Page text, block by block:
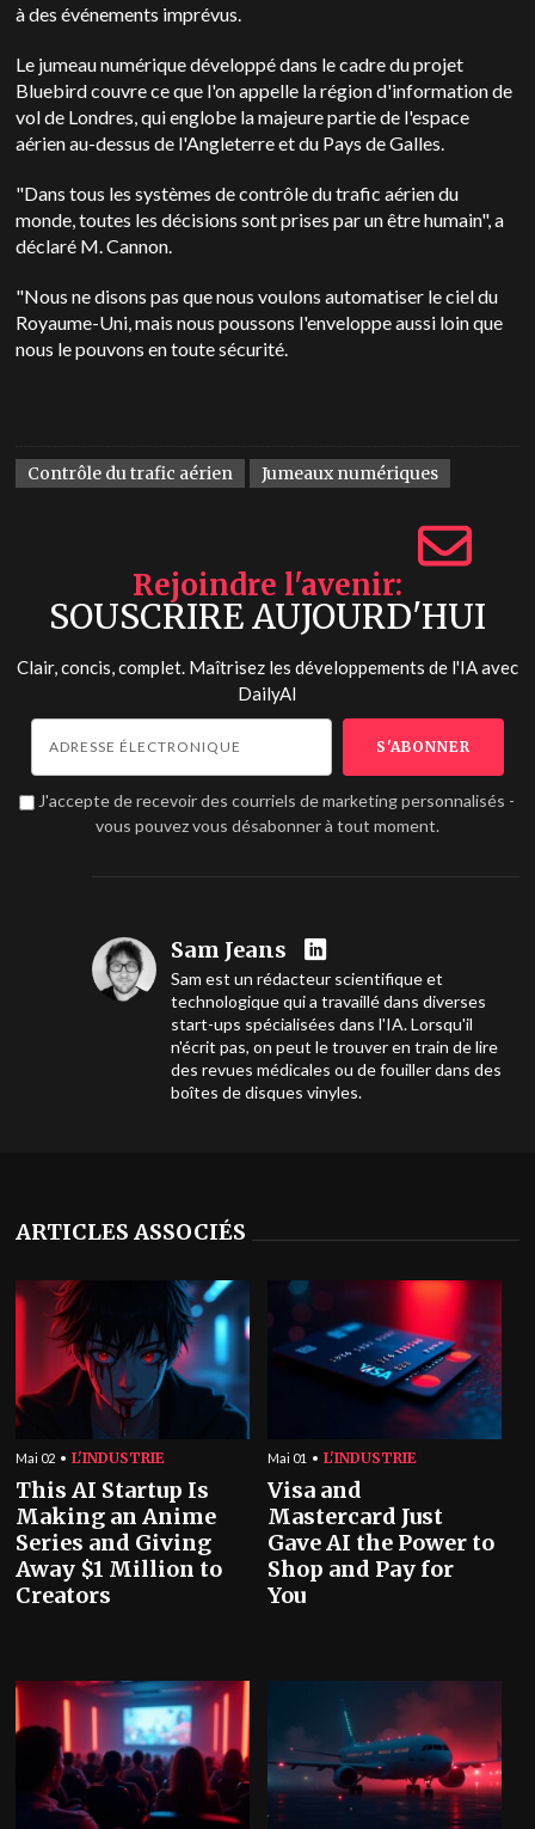
à des événements imprévus.
Le jumeau numérique développé dans le cadre du projet
Bluebird couvre ce que l'on appelle la région d'information de
vol de Londres, qui englobe la majeure partie de l'espace
aérien au-dessus de l'Angleterre et du Pays de Galles.
"Dans tous les systèmes de contrôle du trafic aérien du
monde, toutes les décisions sont prises par un être humain", a
déclaré M. Cannon.
"Nous ne disons pas que nous voulons automatiser le ciel du
Royaume-Uni, mais nous poussons l'enveloppe aussi loin que
nous le pouvons en toute sécurité.
Contrôle du trafic aérien Jumeaux numériques
Rejoindre l'avenir
SOUSCRIRE AUJOURD'HUI
Clair, concis, complet. Maîtrisez les développements de l'IA avec
DailyAI
J'accepte de recevoir des courriels de marketing personnalisés -
vous pouvez vous désabonner à tout moment.
Sam Jeans
Sam est un rédacteur scientifique et
technologique qui a travaillé dans diverses
start-ups spécialisées dans l'IA. Lorsqu'il
n'écrit pas, on peut le trouver en train de lire
des revues médicales ou de fouiller dans des
boîtes de disques vinyles.
ARTICLES ASSOCIÉS
Mai 02 L'INDUSTRIE
This AI Startup Is
Making an Anime
Series and Giving
Away $1 Million to
Creators
Mai 01 L'INDUSTRIE
Visa and
Mastercard Just
Gave AI the Power to
Shop and Pay for
You